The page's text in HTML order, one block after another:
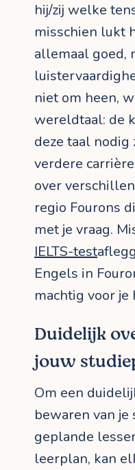
hij/zij welke
misschien lukt
allemaal goed,
niet om heen,
wereldtaal: de
deze taal
verdere
over
regio Fourons
met je vraag.
IELTS-test
Engels in
machtig voor je
Duidelijk
jouw
Om een
bewaren van
geplande
leerplan, kan